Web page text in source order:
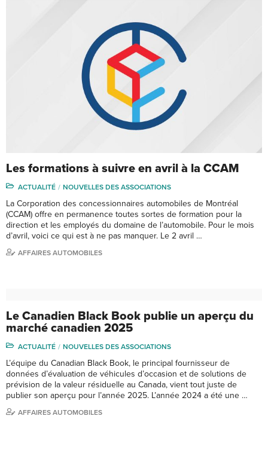
Les formations à suivre en avril à la CCAM
ACTUALITÉ NOUVELLES DES ASSOCIATIONS
La Corporation des concessionnaires automobiles de Montréal
(CCAM) offre en permanence toutes sortes de formation pour la
direction et les employés du domaine de l’automobile. Pour le mois
d’avril, voici ce qui est à ne pas manquer. Le 2 avril …
AFFAIRES AUTOMOBILES
Le Canadien Black Book publie un aperçu du
marché canadien 2025
ACTUALITÉ NOUVELLES DES ASSOCIATIONS
L’équipe du Canadian Black Book, le principal fournisseur de
données d’évaluation de véhicules d’occasion et de solutions de
prévision de la valeur résiduelle au Canada, vient tout juste de
publier son aperçu pour l’année 2025. L’année 2024 a été une …
AFFAIRES AUTOMOBILES